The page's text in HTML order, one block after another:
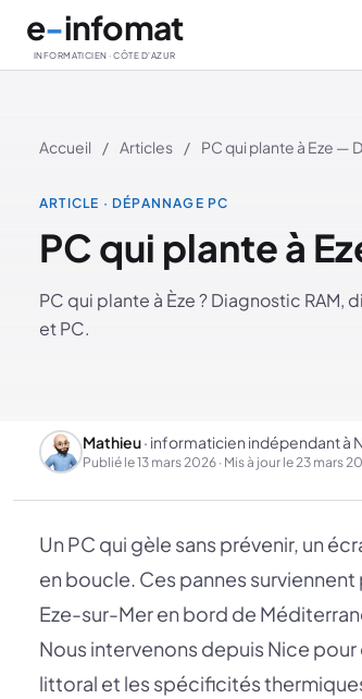
Aller au contenu principal
e-infomat
INFORMATICIEN · CÔTE D'AZUR
Accueil / Articles / PC qui plante à Eze —
ARTICLE · DÉPANNAGE PC
PC qui plante à
PC qui plante à Èze ? Diagnostic
et PC.
Mathieu· informaticien indépendant à
Publié le13 mars 2026 · Mis à jour le 23 mars
Un PC qui gèle sans prévenir, un
en boucle. Ces pannes
Eze-sur-Mer en bord de
Nous intervenons depuis Nice
littoral et les spécificités